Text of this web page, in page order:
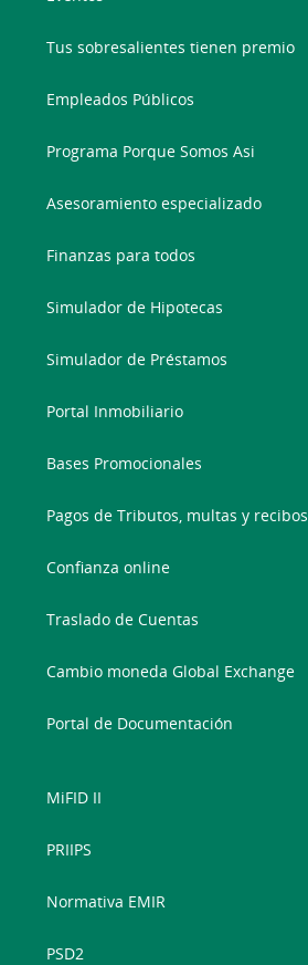
Tus sobresalientes tienen premio
Empleados Públicos
Programa Porque Somos Asi
Asesoramiento especializado
Finanzas para todos
Simulador de Hipotecas
Simulador de Préstamos
Portal Inmobiliario
Bases Promocionales
Pagos de Tributos, multas y recibos
Confianza online
Traslado de Cuentas
Cambio moneda Global Exchange
Portal de Documentación
MiFID II
PRIIPS
Normativa EMIR
PSD2